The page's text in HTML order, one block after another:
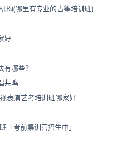
构(哪里有专业的古筝培训班)
好
哪些？
共鸣
表演艺考培训班哪家好
「考前集训营招生中」